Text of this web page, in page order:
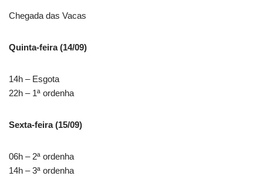
Chegada das Vacas
Quinta-feira (14/09)
14h – Esgota
22h – 1ª ordenha
Sexta-feira (15/09)
06h – 2ª ordenha
14h – 3ª ordenha